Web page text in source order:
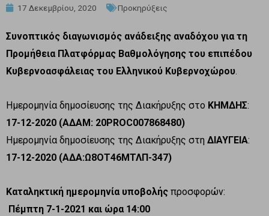
17 Δεκεμβρίου, 2020 Προκηρύξεις
Συνοπτικός διαγωνισμός ανάδειξης αναδόχου για τη
Προμήθεια Πλατφόρμας Βαθμολόγησης του επιπέδου
Κυβερνοασφάλειας του Ελληνικού Κυβερνοχώρου.
Ημερομηνία δημοσίευσης της Διακήρυξης στο ΚΗΜΔΗΣ:
17-12-2020 (ΑΔΑΜ: 20PROC007868480)
Ημερομηνία δημοσίευσης της Διακήρυξης στη ΔΙΑΥΓΕΙΑ:
17-12-2020 (ΑΔΑ:Ω8ΟΤ46ΜΤΛΠ-347)
Καταληκτική ημερομηνία υποβολής προσφορών:
Πέμπτη 7-1-2021 και ώρα 14:00